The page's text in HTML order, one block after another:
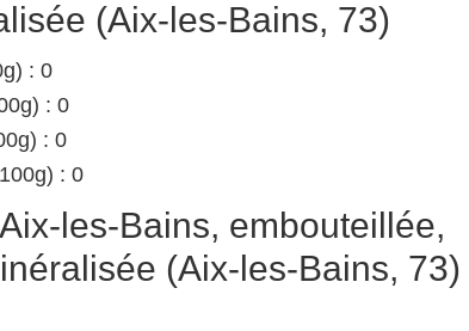
(Aix-les-Bains, 73)
: 0
: 0
: 0
: 0
les-Bains, embouteillée,
(Aix-les-Bains, 73)